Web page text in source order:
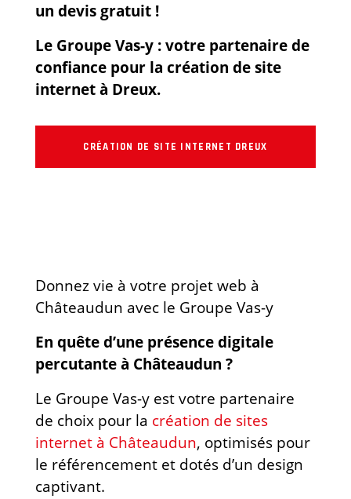
un devis gratuit !
Le Groupe Vas-y : votre partenaire de
confiance pour la création de site
internet à Dreux.
CRÉATION DE SITE INTERNET DREUX
Donnez vie à votre projet web à
Châteaudun avec le Groupe Vas-y
En quête d’une présence digitale
percutante à Châteaudun ?
Le Groupe Vas-y est votre partenaire
de choix pour la création de sites
internet à Châteaudun, optimisés pour
le référencement et dotés d’un design
captivant.